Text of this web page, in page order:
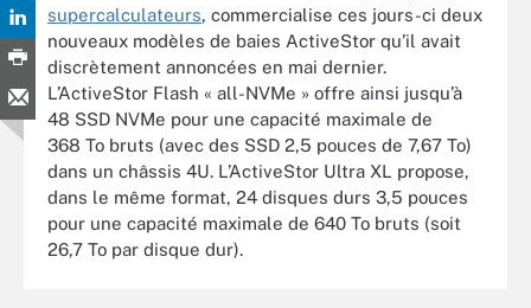
supercalculateurs, commercialise ces jours-ci deux
nouveaux modèles de baies ActiveStor qu’il avait
discrètement annoncées en mai dernier.
L’ActiveStor Flash « all-NVMe » offre ainsi jusqu’à
48 SSD NVMe pour une capacité maximale de
368 To bruts (avec des SSD 2,5 pouces de 7,67 To)
dans un châssis 4U. L’ActiveStor Ultra XL propose,
dans le même format, 24 disques durs 3,5 pouces
pour une capacité maximale de 640 To bruts (soit
26,7 To par disque dur).